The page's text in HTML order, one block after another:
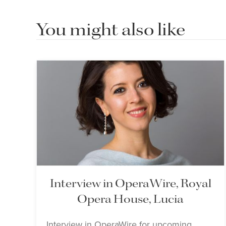
You might also like
Interview in OperaWire, Royal
Opera House, Lucia